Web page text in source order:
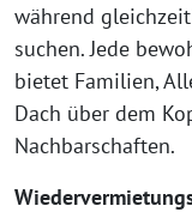
während
suchen. Jede
bietet Familien,
Dach über dem
Nachbarschaften.